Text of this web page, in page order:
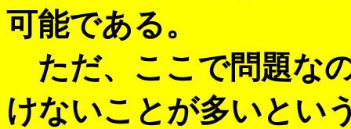
可能である。
ただ、ここで問題な
けないことが多いとい